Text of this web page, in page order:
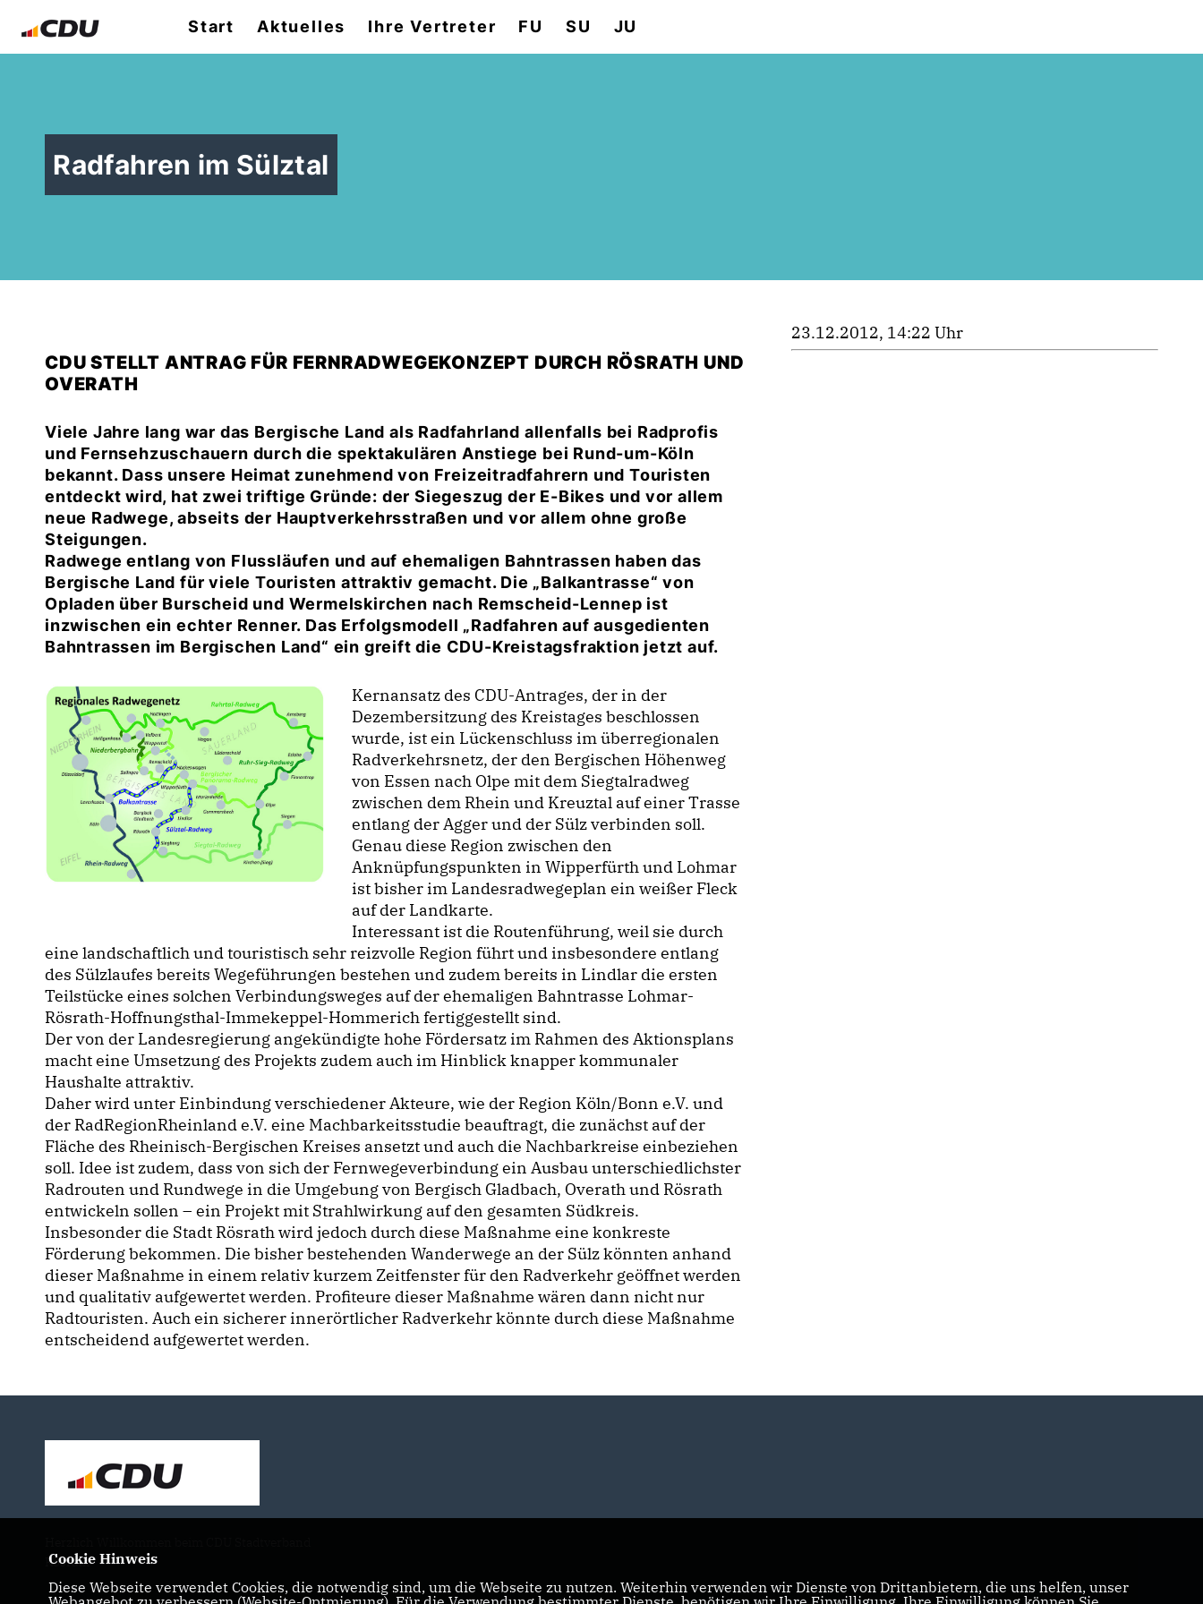
Start Aktuelles Ihre Vertreter FU SU JU
Radfahren im Sülztal
CDU STELLT ANTRAG FÜR FERNRADWEGEKONZEPT DURCH RÖSRATH UND
OVERATH
Viele Jahre lang war das Bergische Land als Radfahrland allenfalls bei Radprofis
und Fernsehzuschauern durch die spektakulären Anstiege bei Rund-um-Köln
bekannt. Dass unsere Heimat zunehmend von Freizeitradfahrern und Touristen
entdeckt wird, hat zwei triftige Gründe: der Siegeszug der E-Bikes und vor allem
neue Radwege, abseits der Hauptverkehrsstraßen und vor allem ohne große
Steigungen.
Radwege entlang von Flussläufen und auf ehemaligen Bahntrassen haben das
Bergische Land für viele Touristen attraktiv gemacht. Die „Balkantrasse“ von
Opladen über Burscheid und Wermelskirchen nach Remscheid-Lennep ist
inzwischen ein echter Renner. Das Erfolgsmodell „Radfahren auf ausgedienten
Bahntrassen im Bergischen Land“ ein greift die CDU-Kreistagsfraktion jetzt auf.
Kernansatz des CDU-Antrages, der in der
Dezembersitzung des Kreistages beschlossen
wurde, ist ein Lückenschluss im überregionalen
Radverkehrsnetz, der den Bergischen Höhenweg
von Essen nach Olpe mit dem Siegtalradweg
zwischen dem Rhein und Kreuztal auf einer Trasse
entlang der Agger und der Sülz verbinden soll.
Genau diese Region zwischen den
Anknüpfungspunkten in Wipperfürth und Lohmar
ist bisher im Landesradwegeplan ein weißer Fleck
auf der Landkarte.
Interessant ist die Routenführung, weil sie durch
eine landschaftlich und touristisch sehr reizvolle Region führt und insbesondere entlang
des Sülzlaufes bereits Wegeführungen bestehen und zudem bereits in Lindlar die ersten
Teilstücke eines solchen Verbindungsweges auf der ehemaligen Bahntrasse Lohmar-
Rösrath-Hoffnungsthal-Immekeppel-Hommerich fertiggestellt sind.
Der von der Landesregierung angekündigte hohe Fördersatz im Rahmen des Aktionsplans
macht eine Umsetzung des Projekts zudem auch im Hinblick knapper kommunaler
Haushalte attraktiv.
Daher wird unter Einbindung verschiedener Akteure, wie der Region Köln/Bonn e.V. und
der RadRegionRheinland e.V. eine Machbarkeitsstudie beauftragt, die zunächst auf der
Fläche des Rheinisch-Bergischen Kreises ansetzt und auch die Nachbarkreise einbeziehen
soll. Idee ist zudem, dass von sich der Fernwegeverbindung ein Ausbau unterschiedlichster
Radrouten und Rundwege in die Umgebung von Bergisch Gladbach, Overath und Rösrath
entwickeln sollen – ein Projekt mit Strahlwirkung auf den gesamten Südkreis.
Insbesonder die Stadt Rösrath wird jedoch durch diese Maßnahme eine konkreste
Förderung bekommen. Die bisher bestehenden Wanderwege an der Sülz könnten anhand
dieser Maßnahme in einem relativ kurzem Zeitfenster für den Radverkehr geöffnet werden
und qualitativ aufgewertet werden. Profiteure dieser Maßnahme wären dann nicht nur
Radtouristen. Auch ein sicherer innerörtlicher Radverkehr könnte durch diese Maßnahme
entscheidend aufgewertet werden.
23.12.2012, 14:22 Uhr
Rösrath
Cookie Hinweis
Diese Webseite verwendet Cookies, die notwendig sind, um die Webseite zu nutzen. Weiterhin verwenden wir Dienste von Drittanbietern, die uns helfen, unser